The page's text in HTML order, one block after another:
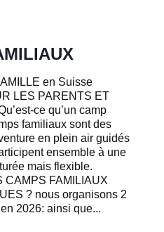
en Suisse
LES PARENTS ET
ce qu’un camp
familiaux sont des
en plein air guidés
ensemble à une
mais flexible.
CAMPS FAMILIAUX
? nous organisons 2
2026: ainsi que...